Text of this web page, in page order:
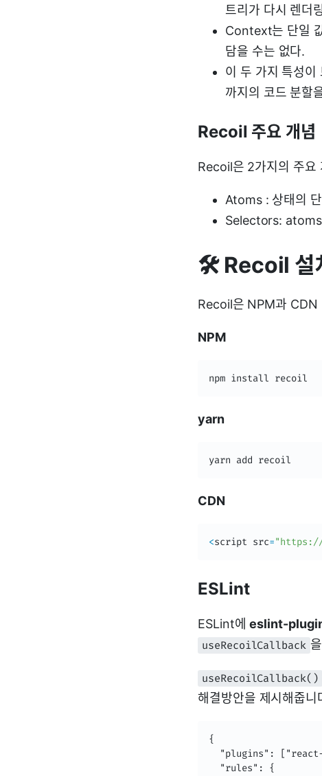
트리가 다시 렌더
Context는 단일
담을 수는 없다.
이 두 가지 특성
까지의 코드 분할
Recoil 주요 개념
Recoil은 2가지의 주
Atoms : 상태의
Selectors: atoms
🛠️ Recoil 설
Recoil은 NPM과 CDN
NPM
npm install recoil
yarn
yarn add recoil
CDN
<script src="https://
ESLint
ESLint에eslint-
useRecoilCallback 을
useRecoilCallback()
해결방안을 제시해줍니
{
"plugins":
  "rules": {